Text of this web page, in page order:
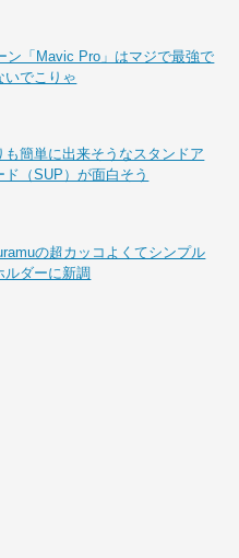
ン「Mavic Pro」はマジで最強で
いでこりゃ
も簡単に出来そうなスタンドア
ド（SUP）が面白そう
の超カッコよくてシンプル
ルダーに新調